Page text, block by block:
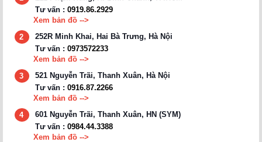
Tư vấn : 0919.86.2929
Xem bản đồ -->
2
252R Minh Khai, Hai Bà Trưng, Hà Nội
Tư vấn : 0973572233
Xem bản đồ -->
3
521 Nguyễn Trãi, Thanh Xuân, Hà Nội
Tư vấn : 0916.87.2266
Xem bản đồ -->
4
601 Nguyễn Trãi, Thanh Xuân, HN (SYM)
Tư vấn : 0984.44.3388
Xem bản đồ -->